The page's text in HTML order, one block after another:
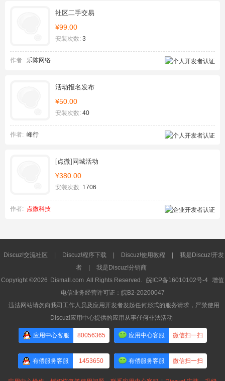
社区二手交易
¥99.00
安装次数: 3
作者: 乐陈网络
活动报名发布
¥50.00
安装次数: 40
作者: 峰行
[点微]同城活动
¥380.00
安装次数: 1706
作者: 点微科技
Discuz!交流社区 Discuz!程序下载 Discuz!使用教程
我是Discuz!开发
者
我是Discuz!分销商
Copyright ©2026 Dismall.com All Rights Reserved. 皖ICP备16010102号-4 增值
电信业务经营许可证：皖B2-20200047
违法网站请勿向我司工作人员及应用开发者发起任何形式的服务请求，严禁使用
Discuz!应用中心提供的应用从事任何非法活动
应用中心客服 80056365 应用中心客服 微信扫一扫
有偿服务客服 1453650 有偿服务客服 微信扫一扫